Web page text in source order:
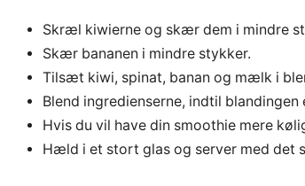
Skræl kiwierne og skær dem i mindre
Skær bananen i mindre stykker.
Tilsæt kiwi, spinat, banan og mælk i
Blend ingredienserne, indtil
Hvis du vil have din smoothie mere
Hæld i et stort glas og server med det